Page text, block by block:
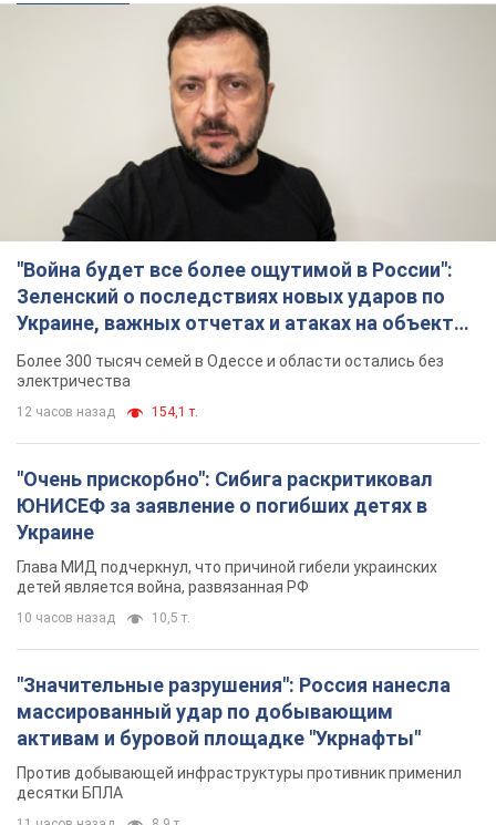
"Война будет все более ощутимой в России":
Зеленский о последствиях новых ударов по
Украине, важных отчетах и атаках на объекты
противника. Видео
Более 300 тысяч семей в Одессе и области остались без
электричества
12 часов назад 154,1 т.
"Очень прискорбно": Сибига раскритиковал
ЮНИСЕФ за заявление о погибших детях в
Украине
Глава МИД подчеркнул, что причиной гибели украинских
детей является война, развязанная РФ
10 часов назад 10,5 т.
"Значительные разрушения": Россия нанесла
массированный удар по добывающим
активам и буровой площадке "Укрнафты"
Против добывающей инфраструктуры противник применил
десятки БПЛА